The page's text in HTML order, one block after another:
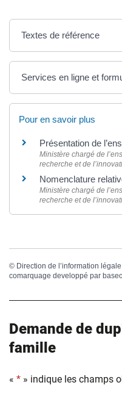
Textes de référence
Services en ligne et
Pour en savoir plus
Présentation de
Ministère chargé de
recherche et de
Nomenclature
Ministère chargé de
recherche et de
© Direction de l’information
comarquage developpé par
Demande de
famille
« * » indique les champs